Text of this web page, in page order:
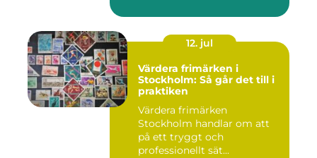
12. jul
Värdera frimärken i
Stockholm: Så går det till i
praktiken
Värdera frimärken
Stockholm handlar om att
på ett tryggt och
professionellt sät...